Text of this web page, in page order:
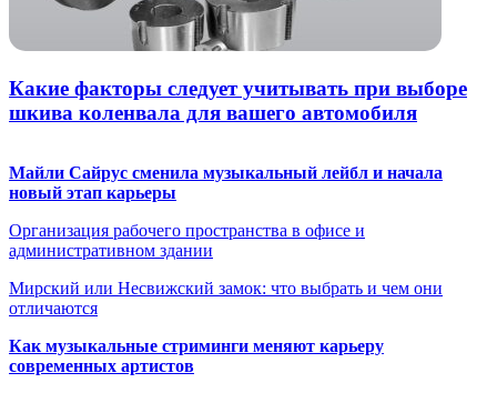
Какие факторы следует учитывать при выборе
шкива коленвала для вашего автомобиля
Майли Сайрус сменила музыкальный лейбл и начала
новый этап карьеры
Организация рабочего пространства в офисе и
административном здании
Мирский или Несвижский замок: что выбрать и чем они
отличаются
Как музыкальные стриминги меняют карьеру
современных артистов